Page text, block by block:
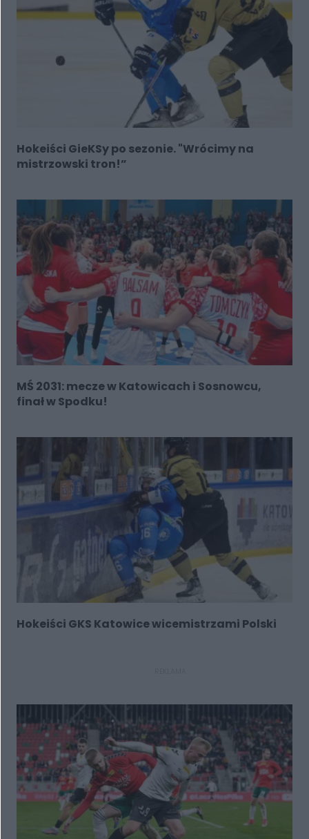
Hokeiści GieKSy po sezonie. "Wrócimy na
mistrzowski tron!”
MŚ 2031: mecze w Katowicach i Sosnowcu,
finał w Spodku!
Hokeiści GKS Katowice wicemistrzami Polski